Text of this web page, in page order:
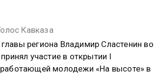
Кавказа
региона Владимир Сластенин во
участие в открытии I
молодежи «На высоте» в